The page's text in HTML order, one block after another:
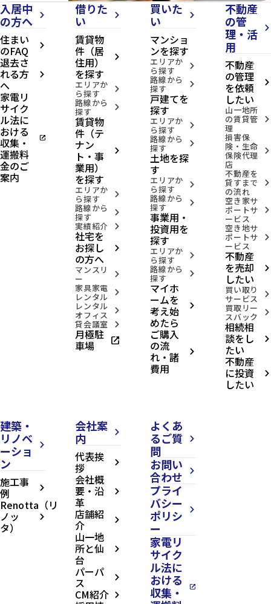
入居中
の方へ
arrow_forward_ios
住まい
のFAQ arrow_forward_ios
退去さ
れる方
へ
arrow_forward_ios
家電リ
サイク
ル法に
おける
収集・
運搬料
金のご
案内
open_in_new
借りた
い
arrow_forward_ios
賃貸物
件（居
住用）
を探す
arrow_forward_ios
エリアか
ら探す arrow_forward_ios
路線から
探す arrow_forward_ios
賃貸物
件（テ
ナン
ト・事
業用）
を探す
arrow_forward_ios
エリアか
ら探す arrow_forward_ios
路線から
探す arrow_forward_ios
実績紹介 arrow_forward_ios
社宅を
お探し
の方へ
arrow_forward_ios
マンスリ
ー arrow_forward_ios
家具家電
レンタル arrow_forward_ios
レンタル
オフィス arrow_forward_ios
貸会議室 arrow_forward_ios
月極駐
車場 open_in_new
買いた
い
arrow_forward_ios
マンショ
ンを探す
エリアか
ら探す arrow_forward_ios
路線から
探す arrow_forward_ios
戸建てを
探す
エリアか
ら探す arrow_forward_ios
路線から
探す arrow_forward_ios
土地を探
す
エリアか
ら探す arrow_forward_ios
路線から
探す arrow_forward_ios
事業用・
投資用を
探す
エリアか
ら探す arrow_forward_ios
路線から
探す arrow_forward_ios
マイホ
ームを
考え始
めたら
arrow_forward_ios
ご購入
の流
れ・諸
費用
arrow_forward_ios
不動産
の管
理・活
用
arrow_forward_ios
不動産
の管理
を依頼
したい
arrow_forward_ios
山一地所
の賃貸管
理
arrow_forward_ios
損害保
険・生命
保険代理
店
arrow_forward_ios
不動産を
貸すまで
の流れ
arrow_forward_ios
空き家サ
ポートサ
ービス
arrow_forward_ios
空き地サ
ポートサ
ービス
arrow_forward_ios
不動産
を売却
したい
arrow_forward_ios
買い取り
サービス arrow_forward_ios
買取リー
スバック arrow_forward_ios
相続相
談をし
たい
arrow_forward_ios
不動産
に投資
したい
arrow_forward_ios
建築・
リノベ
ーショ
ン
arrow_forward_ios
施工事
例 arrow_forward_ios
Renotta（リ
ノッ
タ）
arrow_forward_ios
会社案
内
arrow_forward_ios
代表挨
拶 arrow_forward_ios
会社概
要・沿
革
arrow_forward_ios
店舗紹
介 arrow_forward_ios
山一地
所と仙
台
arrow_forward_ios
パーパ
ス arrow_forward_ios
CM紹介 arrow_forward_ios
よくあ
るご質
問
arrow_forward_ios
お問い
合わせ
arrow_forward_ios
プライ
バシー
ポリシ
ー
arrow_forward_ios
家電リ
サイク
ル法に
おける
収集・
open_in_new